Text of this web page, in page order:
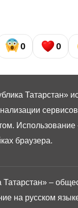
0 0
Татарстан» –
на русском
Татарстан»
браузера.